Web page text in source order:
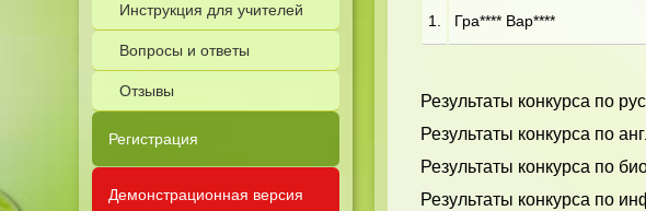
Инструкция для учителей
Вопросы и ответы
Отзывы
Регистрация
Демонстрационная версия
1. Гра**** Вар****
Результаты конкурса по
Результаты конкурса по
Результаты конкурса по
Результаты конкурса по